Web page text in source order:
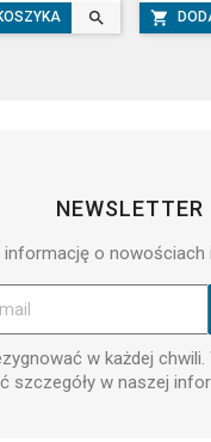
 
NEWSLETTER
informację o nowościach
w każdej chwili.
szczegóły w naszej